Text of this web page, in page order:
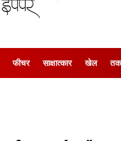
फीचर साक्षात्‍कार खेल